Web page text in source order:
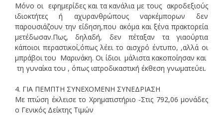
Μόνο οι εφημερίδες και τα κανάλια με τους ακροδεξιούς
ιδιοκτήτες ή αχυρανθρώπους ναρκέμπορων δεν
παρουσιάζουν την είδηση,που ακόμα και ξένα πρακτορεία
μετέδωσαν.Πως, δηλαδή, δεν πέταξαν τα γιαούρτια
κάποιοι περαστικοί,όπως λέει το αισχρό έντυπο, ,αλλά οι
μπράβοι του Μαρινάκη. Οι ίδιοι μάλιστα κακοποίησαν και
τη γυναίκα του , όπως ιατροδικαστική έκθεση γνωματεύει.
4. ΓΙΑ ΠΕΜΠΤΗ ΣΥΝΕΧΟΜΕΝΗ ΣΥΝΕΔΡΙΑΣΗ
Με πτώση έκλεισε το Χρηματιστήριο -Στις 792,06 μονάδες
ο Γενικός Δείκτης Τιμών